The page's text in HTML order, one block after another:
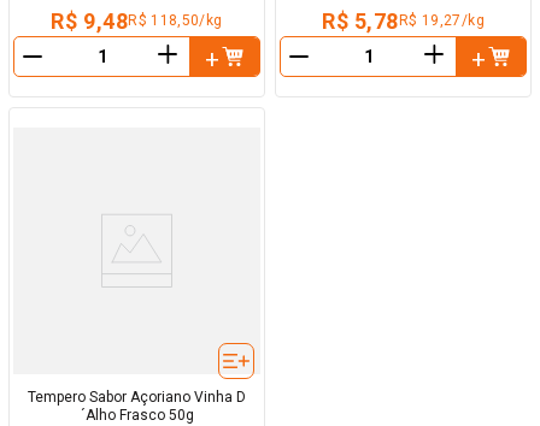
R$ 9,48R$ 118,50/kg
＋
R$ 5,78 R$ 19,27/kg
＋
Tempero Sabor Açoriano Vinha D
´Alho Frasco 50g